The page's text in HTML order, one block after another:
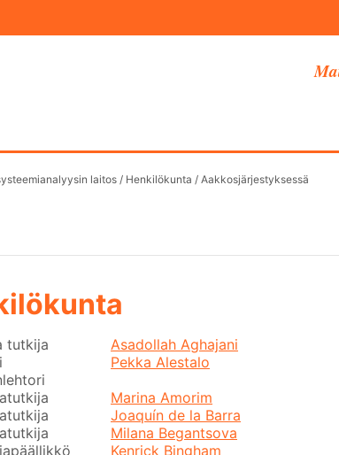
laitos / Henkilökunta / Aakkosjärjestyksessä
tutkija
Asadollah Aghajani
Pekka Alestalo
Marina Amorim
Joaquín de la Barra
Milana Begantsova
Kenrick Bingham